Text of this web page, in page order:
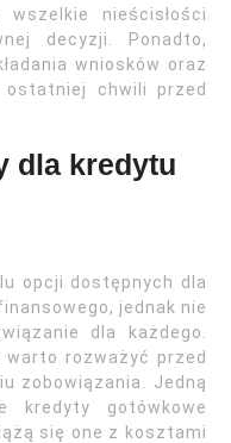
nieścisłości
decyzji. Ponadto,
wniosków oraz
chwili przed
dla kredytu
opcji dostępnych dla
jednak nie
dla każdego.
rozważyć przed
zobowiązania. Jedną
gotówkowe
się one z kosztami